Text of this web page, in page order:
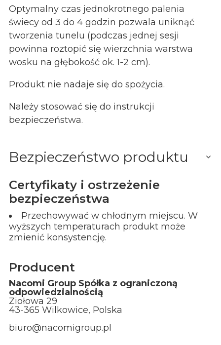
Optymalny czas jednokrotnego palenia
świecy od 3 do 4 godzin pozwala uniknąć
tworzenia tunelu (podczas jednej sesji
powinna roztopić się wierzchnia warstwa
wosku na głębokość ok. 1-2 cm).
Produkt nie nadaje się do spożycia.
Należy stosować się do instrukcji
bezpieczeństwa.
Bezpieczeństwo produktu
Certyfikaty i ostrzeżenie
bezpieczeństwa
Przechowywać w chłodnym miejscu. W
wyższych temperaturach produkt może
zmienić konsystencję.
Producent
Nacomi Group Spółka z ograniczoną
odpowiedzialnością
Ziołowa 29
43-365 Wilkowice, Polska
biuro@nacomigroup.pl